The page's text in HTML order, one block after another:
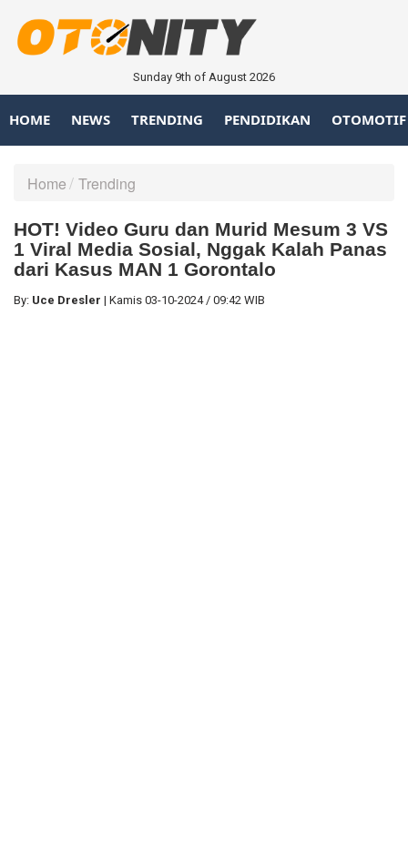
Sunday 9th of August 2026
HOME NEWS TRENDING PENDIDIKAN OTOMOTIF
Home Trending
HOT! Video Guru dan Murid Mesum 3 VS
1 Viral Media Sosial, Nggak Kalah Panas
dari Kasus MAN 1 Gorontalo
By: Uce Dresler | Kamis 03-10-2024 / 09:42 WIB